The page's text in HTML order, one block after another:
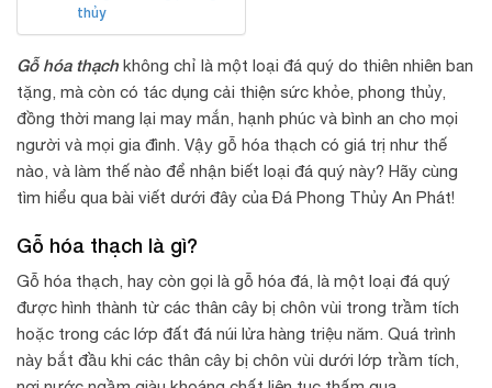
thủy
Gỗ hóa thạch không chỉ là một loại đá quý do thiên nhiên ban
tặng, mà còn có tác dụng cải thiện sức khỏe, phong thủy,
đồng thời mang lại may mắn, hạnh phúc và bình an cho mọi
người và mọi gia đình. Vậy gỗ hóa thạch có giá trị như thế
nào, và làm thế nào để nhận biết loại đá quý này? Hãy cùng
tìm hiểu qua bài viết dưới đây của Đá Phong Thủy An Phát!
Gỗ hóa thạch là gì?
Gỗ hóa thạch, hay còn gọi là gỗ hóa đá, là một loại đá quý
được hình thành từ các thân cây bị chôn vùi trong trầm tích
hoặc trong các lớp đất đá núi lửa hàng triệu năm. Quá trình
này bắt đầu khi các thân cây bị chôn vùi dưới lớp trầm tích,